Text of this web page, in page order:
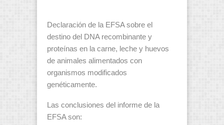
Declaración de la EFSA sobre el
destino del DNA recombinante y
proteínas en la carne, leche y huevos
de animales alimentados con
organismos modificados
genéticamente.
Las conclusiones del informe de la
EFSA son: